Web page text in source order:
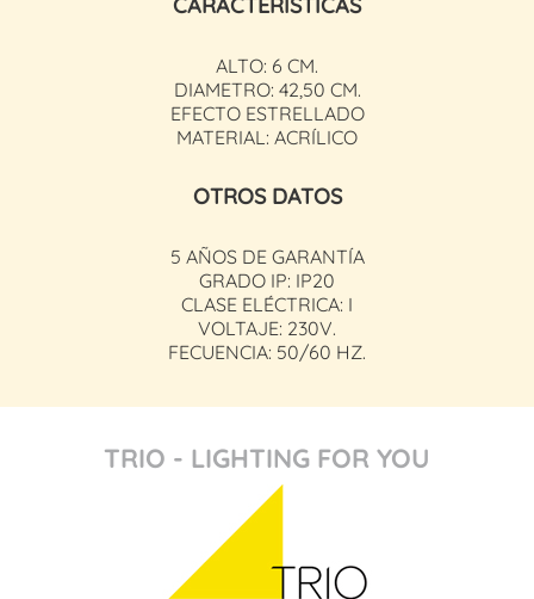
ALTO: 6 CM.
DIAMETRO: 42,50 CM.
EFECTO ESTRELLADO
MATERIAL: ACRÍLICO
OTROS DATOS
5 AÑOS DE GARANTÍA
GRADO IP: IP20
CLASE ELÉCTRICA: I
VOLTAJE: 230V.
FECUENCIA: 50/60 HZ.
TRIO - LIGHTING FOR YOU